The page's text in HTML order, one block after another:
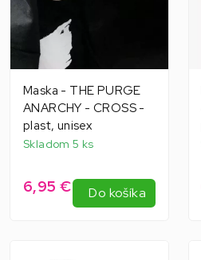
Maska - THE PURGE
ANARCHY - CROSS -
plast, unisex
Skladom 5 ks
6,95 € Do košíka